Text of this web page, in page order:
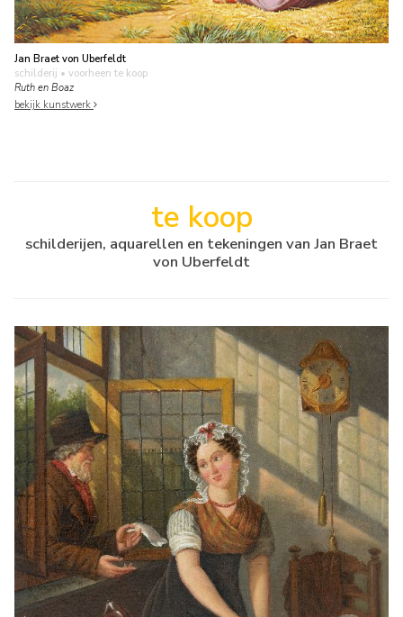
Jan Braet von Uberfeldt
schilderij • voorheen te koop
Ruth en Boaz
bekijk kunstwerk
te koop
schilderijen, aquarellen en tekeningen van Jan Braet
von Uberfeldt